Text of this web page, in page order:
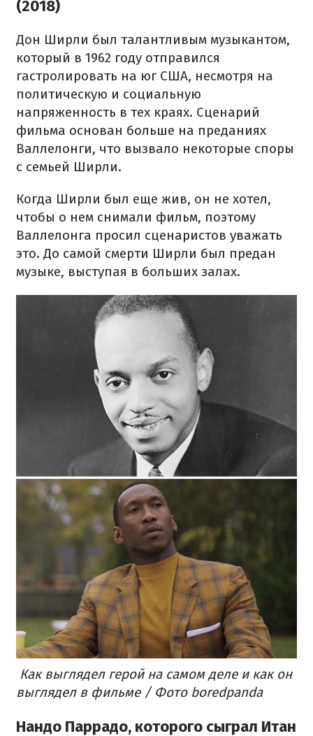
(2018)
Дон Ширли был талантливым музыкантом,
который в 1962 году отправился
гастролировать на юг США, несмотря на
политическую и социальную
напряженность в тех краях. Сценарий
фильма основан больше на преданиях
Валлелонги, что вызвало некоторые споры
с семьей Ширли.
Когда Ширли был еще жив, он не хотел,
чтобы о нем снимали фильм, поэтому
Валлелонга просил сценаристов уважать
это. До самой смерти Ширли был предан
музыке, выступая в больших залах.
Как выглядел герой на самом деле и как он
выглядел в фильме / Фото boredpanda
Нандо Паррадо, которого сыграл Итан